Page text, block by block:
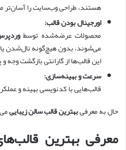
هستند، طراحی وب‌سایت را آسان‌تر
اورجینال بودن قالب:
محصولات عرضه‌شده توسط
می‌شوند، بدون هیچ‌گونه نال‌شدن
این قالب‌ها از گارانتی بازگشت وجه
سرعت و بهینه‌سازی:
قالب‌هایی با کدنویسی بهینه و
حال به معرفیبهترین قالب سالن زیبایی
معرفی بهترین